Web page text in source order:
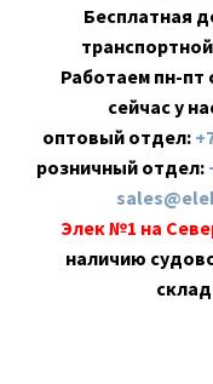
Бесплатная
Работаем пн-пт
сейчас у
оптовый отдел:
розничный отдел:
Элек №1 на
наличию